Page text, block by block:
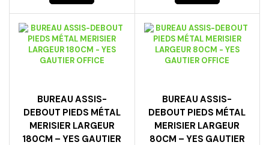
BUREAU ASSIS-
DEBOUT PIEDS MÉTAL
MERISIER LARGEUR
180CM – YES GAUTIER
BUREAU ASSIS-
DEBOUT PIEDS MÉTAL
MERISIER LARGEUR
80CM – YES GAUTIER